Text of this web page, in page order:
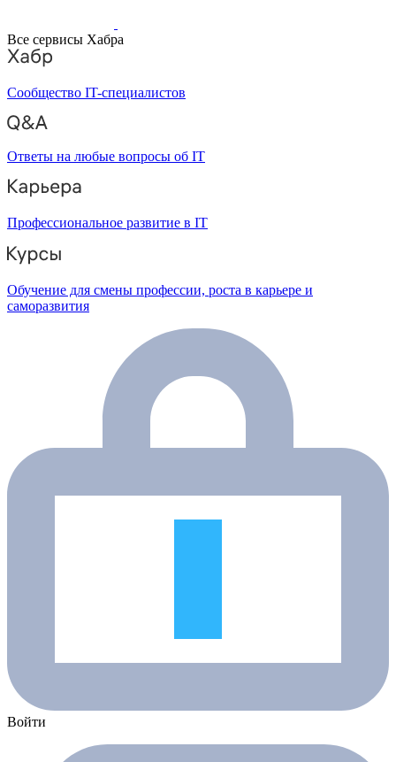
Все сервисы Хабра
Сообщество IT-специалистов
Ответы на любые вопросы об IT
Профессиональное развитие в IT
Обучение для смены профессии, роста в карьере и
саморазвития
Войти